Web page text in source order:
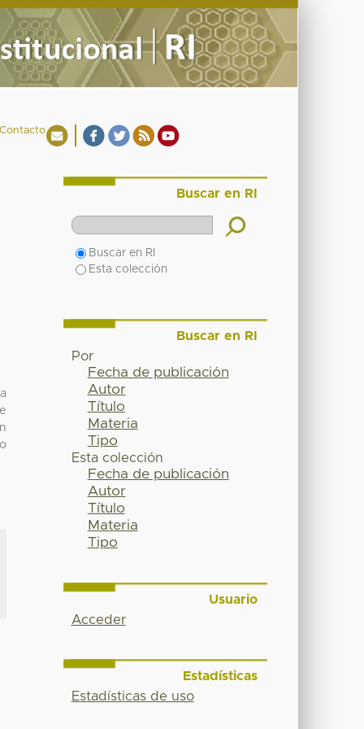
Buscar en RI
Buscar en RI
Esta colección
Buscar en RI
Por
Fecha de publicación
Autor
Título
Materia
Tipo
Esta colección
Fecha de publicación
Autor
Título
Materia
Tipo
Usuario
Acceder
Estadísticas
Estadísticas de uso